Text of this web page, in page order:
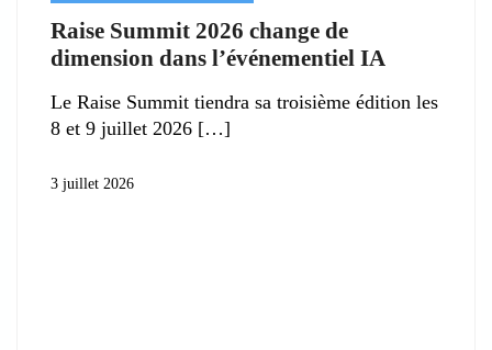
Raise Summit 2026 change de
dimension dans l’événementiel IA
Le Raise Summit tiendra sa troisième édition les
8 et 9 juillet 2026
3 juillet 2026